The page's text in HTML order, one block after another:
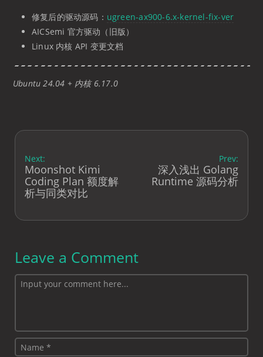
修复后的驱动源码： ugreen-ax900-6.x-kernel-fix-ver
AICSemi 官方驱动（旧版）
Linux 内核 API 变更文档
Ubuntu 24.04 + 内核 6.17.0
Next:
Moonshot Kimi
Coding Plan 额度解
析与同类对比
Prev:
深入浅出 Golang
Runtime 源码分析
Leave a Comment